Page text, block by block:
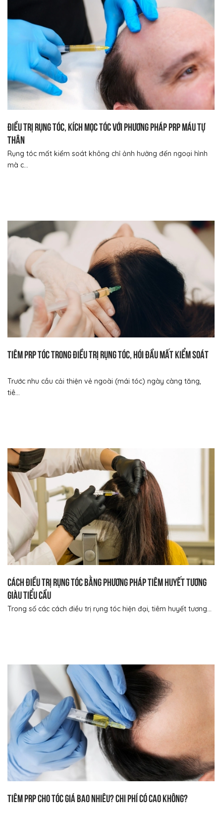
Điều trị rụng tóc, kích mọc tóc với phương pháp PRP máu tự
thân
Rụng tóc mất kiểm soát không chỉ ảnh hưởng đến ngoại hình
mà c...
Tiêm prp tóc trong điều trị rụng tóc, hói đầu mất kiểm soát
Trước nhu cầu cải thiện vẻ ngoài (mái tóc) ngày càng tăng,
tiê...
Cách điều trị rụng tóc bằng phương pháp tiêm huyết tương
giàu tiểu cầu
Trong số các cách điều trị rụng tóc hiện đại, tiêm huyết tương...
Tiêm prp cho tóc giá bao nhiêu? Chi phí có cao không?